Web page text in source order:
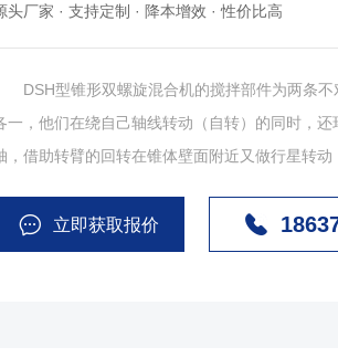
头厂家 · 支持定制 · 降本增效 · 性价比高
DSH型锥形双螺旋混合机的搅拌部件为两条不
一，他们在绕自己轴线转动（自转）的同时，
，借助转臂的回转在锥体壁面附近又做行星转动
等复合运动，从而达到混合的目的。产品可根据要
、冷却），喷雾器，广泛应用于化工、医药、农
立即获取报价